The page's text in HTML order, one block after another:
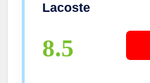
Lacoste
8.5